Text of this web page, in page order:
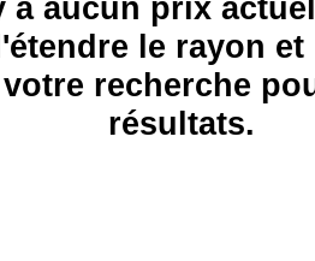
a aucun prix
le rayon
recherche
résultats.